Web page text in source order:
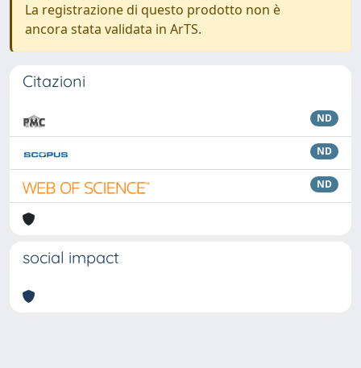
La registrazione di questo prodotto non è
ancora stata validata in ArTS.
Citazioni
ND
ND
ND
social impact